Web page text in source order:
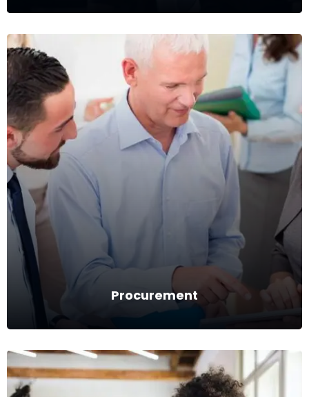
Importação e Exportação
Trâmites legais, despacho aduaneiro, custos de
taxas/impostos e logística.
Procurement